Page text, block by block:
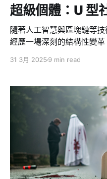
亮買的手機都要退貨，但
經費有限下，她執意買 70
超級個體：U 型
隨著人工智慧與區塊鏈等
經歷一場深刻的結構性變
個體工作者，而中間的傳
織的階梯，而是在多元網
古典老師提出的「超級個
是面對時代變革的應對之
大化的路徑圖。 為何需要成為超級個體？ 時代已經改變
當今社會呈現出幾個明顯的特徵： 1. 組織壽命
而人的壽命越來越長：世
35 年，預計到 2020 年可
活過 100 歲。這意味著未
31 3月 2025 9 min read